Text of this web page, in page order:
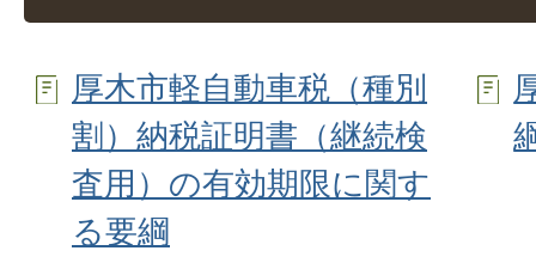
厚木市軽自動車税（種別
割）納税証明書（継続検
査用）の有効期限に関す
る要綱